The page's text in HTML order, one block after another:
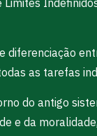
as tarefas
do antigo
e da